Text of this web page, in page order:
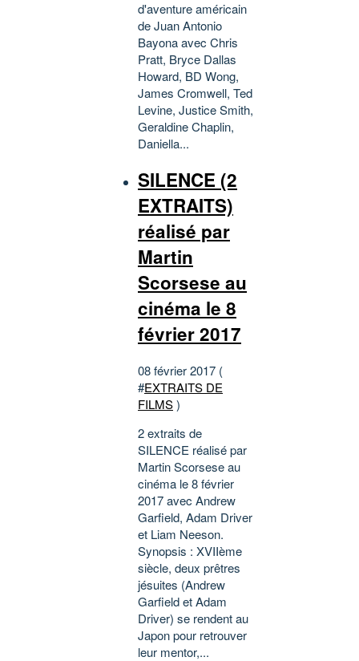
d'aventure américain
de Juan Antonio
Bayona avec Chris
Pratt, Bryce Dallas
Howard, BD Wong,
James Cromwell, Ted
Levine, Justice Smith,
Geraldine Chaplin,
Daniella...
SILENCE (2
EXTRAITS)
réalisé par
Martin
Scorsese au
cinéma le 8
février 2017
08 février 2017 (
#EXTRAITS DE
FILMS)
2 extraits de
SILENCE réalisé par
Martin Scorsese au
cinéma le 8 février
2017 avec Andrew
Garfield, Adam Driver
et Liam Neeson.
Synopsis : XVIIème
siècle, deux prêtres
jésuites (Andrew
Garfield et Adam
Driver) se rendent au
Japon pour retrouver
leur mentor,...